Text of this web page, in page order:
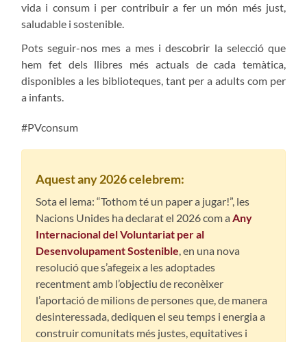
vida i consum i per contribuir a fer un món més just,
saludable i sostenible.
Pots seguir-nos mes a mes i descobrir la selecció que
hem fet dels llibres més actuals de cada temàtica,
disponibles a les biblioteques, tant per a adults com per
a infants.
#PVconsum
Aquest any 2026 celebrem:
Sota el lema: “Tothom té un paper a jugar!”, les
Nacions Unides ha declarat el 2026 com a Any
Internacional del Voluntariat per al
Desenvolupament Sostenible, en una nova
resolució que s’afegeix a les adoptades
recentment amb l’objectiu de reconèixer
l’aportació de milions de persones que, de manera
desinteressada, dediquen el seu temps i energia a
construir comunitats més justes, equitatives i